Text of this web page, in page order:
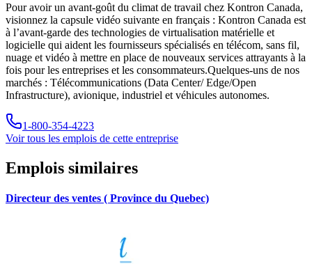
Pour avoir un avant-goût du climat de travail chez Kontron Canada,
visionnez la capsule vidéo suivante en français : Kontron Canada est
à l’avant-garde des technologies de virtualisation matérielle et
logicielle qui aident les fournisseurs spécialisés en télécom, sans fil,
nuage et vidéo à mettre en place de nouveaux services attrayants à la
fois pour les entreprises et les consommateurs.Quelques-uns de nos
marchés : Télécommunications (Data Center/ Edge/Open
Infrastructure), avionique, industriel et véhicules autonomes.
1-800-354-4223
Voir tous les emplois de cette entreprise
Emplois similaires
Directeur des ventes ( Province du Quebec)